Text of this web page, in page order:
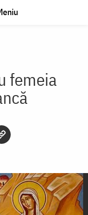
femeia